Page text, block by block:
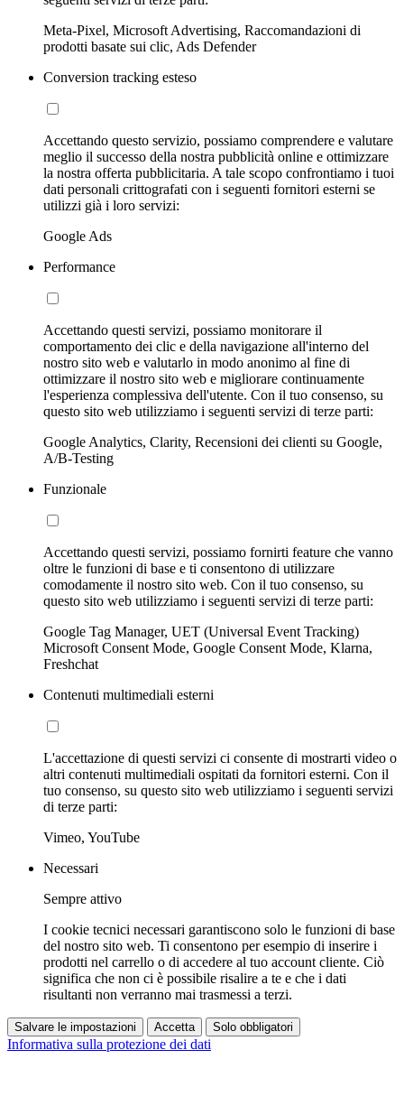
Meta-Pixel, Microsoft Advertising, Raccomandazioni di
prodotti basate sui clic, Ads Defender
Conversion tracking esteso
Accettando questo servizio, possiamo comprendere e valutare
meglio il successo della nostra pubblicità online e ottimizzare
la nostra offerta pubblicitaria. A tale scopo confrontiamo i tuoi
dati personali crittografati con i seguenti fornitori esterni se
utilizzi già i loro servizi:
Google Ads
Performance
Accettando questi servizi, possiamo monitorare il
comportamento dei clic e della navigazione all'interno del
nostro sito web e valutarlo in modo anonimo al fine di
ottimizzare il nostro sito web e migliorare continuamente
l'esperienza complessiva dell'utente. Con il tuo consenso, su
questo sito web utilizziamo i seguenti servizi di terze parti:
Google Analytics, Clarity, Recensioni dei clienti su Google,
A/B-Testing
Funzionale
Accettando questi servizi, possiamo fornirti feature che vanno
oltre le funzioni di base e ti consentono di utilizzare
comodamente il nostro sito web. Con il tuo consenso, su
questo sito web utilizziamo i seguenti servizi di terze parti:
Google Tag Manager, UET (Universal Event Tracking)
Microsoft Consent Mode, Google Consent Mode, Klarna,
Freshchat
Contenuti multimediali esterni
L'accettazione di questi servizi ci consente di mostrarti video o
altri contenuti multimediali ospitati da fornitori esterni. Con il
tuo consenso, su questo sito web utilizziamo i seguenti servizi
di terze parti:
Vimeo, YouTube
Necessari
Sempre attivo
I cookie tecnici necessari garantiscono solo le funzioni di base
del nostro sito web. Ti consentono per esempio di inserire i
prodotti nel carrello o di accedere al tuo account cliente. Ciò
significa che non ci è possibile risalire a te e che i dati
risultanti non verranno mai trasmessi a terzi.
Salvare le impostazioni Accetta Solo obbligatori
Informativa sulla protezione dei dati